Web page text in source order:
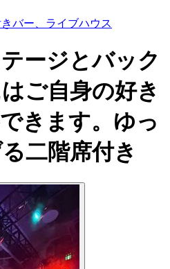
バー、ライブハウス
ージとバック
ご自身の好き
きます。ゆっ
二階席付き